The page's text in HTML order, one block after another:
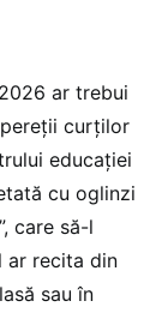
ar trebui
curților
educației
cu oglinzi
care să-l
ar recita din
sau în